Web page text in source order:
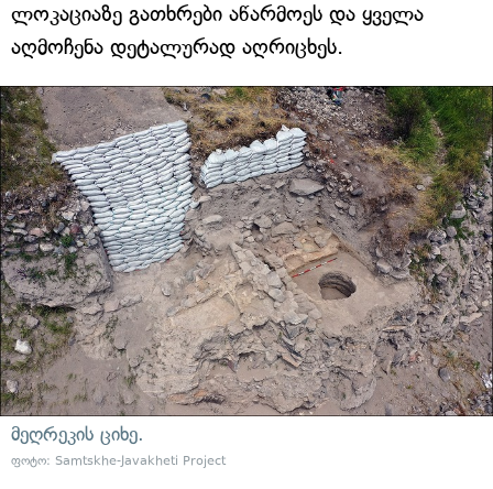
ლოკაციაზე გათხრები აწარმოეს და ყველა
აღმოჩენა დეტალურად აღრიცხეს.
მეღრეკის ციხე.
ფოტო: Samtskhe-Javakheti Project